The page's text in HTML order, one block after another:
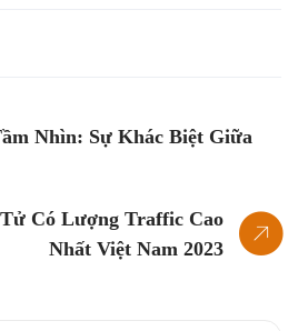
Nhìn: Sự Khác Biệt Giữa
Có Lượng Traffic Cao
Nhất Việt Nam 2023